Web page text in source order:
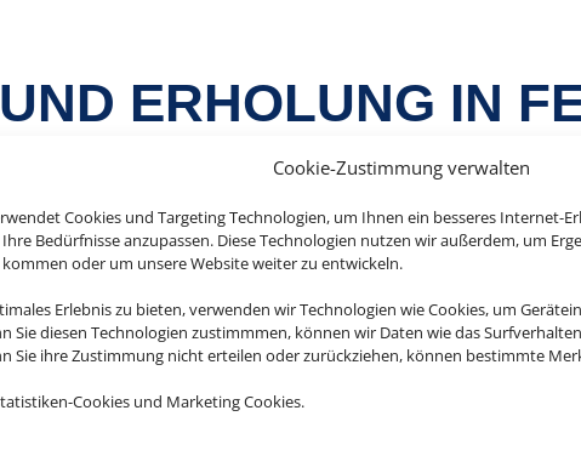
Cookie-Zustimmung verwalten
Cookies und Targeting Technologien, um Ihnen ein besseres Internet-
Bedürfnisse anzupassen. Diese Technologien nutzen wir außerdem, um
kommen oder um unsere Website weiter zu entwickeln.
Erlebnis zu bieten, verwenden wir Technologien wie Cookies, um
Sie diesen Technologien zustimmmen, können wir Daten wie das
Sie ihre Zustimmung nicht erteilen oder zurückziehen, können bestimmte
Cookies und Marketing Cookies.
ERHOLUNG IN
ERIENWOHNUNG
einen entspannten Urlaub mit Ihren Liebsten
Mit einem Ferienhaus oder einer Ferienwohnung haben
Hotel. Egal ob es ein Strandurlaub in einer Finca
die Wälder erkunden wollen: Für nahezu alles gibt es das
Sie bei uns Ihren individuellen Urlaub in Ferienhaus oder